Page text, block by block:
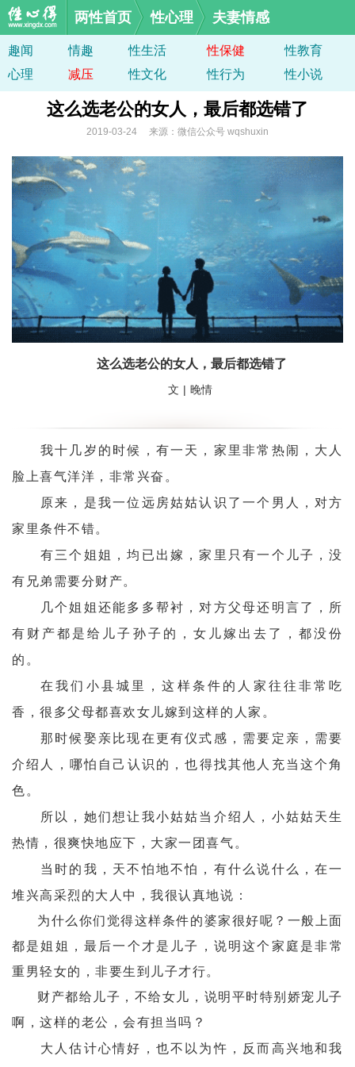
两性首页 性心理 夫妻情感
趣闻 情趣 性生活 性保健
性教育
心理
减压 性文化 性行为 性小说
这么选老公的女人，最后都选错了
2019-03-24 来源：微信公众号 wqshuxin
这么选老公的女人，最后都选错了
文 | 晚情
我十几岁的时候，有一天，家里非常热闹，大人
脸上喜气洋洋，非常兴奋。
原来，是我一位远房姑姑认识了一个男人，对方
家里条件不错。
有三个姐姐，均已出嫁，家里只有一个儿子，没
有兄弟需要分财产。
几个姐姐还能多多帮衬，对方父母还明言了，所
有财产都是给儿子孙子的，女儿嫁出去了，都没份
的。
在我们小县城里，这样条件的人家往往非常吃
香，很多父母都喜欢女儿嫁到这样的人家。
那时候娶亲比现在更有仪式感，需要定亲，需要
介绍人，哪怕自己认识的，也得找其他人充当这个角
色。
所以，她们想让我小姑姑当介绍人，小姑姑天生
热情，很爽快地应下，大家一团喜气。
当时的我，天不怕地不怕，有什么说什么，在一
堆兴高采烈的大人中，我很认真地说：
为什么你们觉得这样条件的婆家很好呢？一般上面
都是姐姐，最后一个才是儿子，说明这个家庭是非常
重男轻女的，非要生到儿子才行。
财产都给儿子，不给女儿，说明平时特别娇宠儿子
啊，这样的老公，会有担当吗？
大人估计心情好，也不以为忤，反而高兴地和我